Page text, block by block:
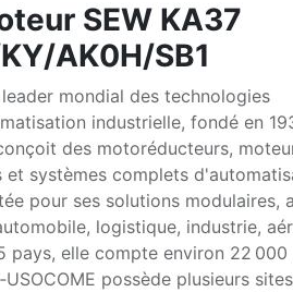
SEW KA37
AK0H/SB1
leader mondial des technologies
industrielle, fondé en
des motoréducteurs,
et systèmes complets
pour ses solutions modulaires,
logistique, industrie,
pays, elle compte environ 22 000
possède plusieurs sites